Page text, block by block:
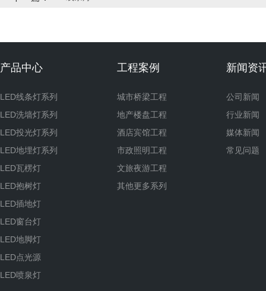
产品中心
LED线条灯系列
LED洗墙灯系列
LED投光灯系列
LED地埋灯系列
LED瓦楞灯
LED抱树灯
LED插地灯
LED窗台灯
LED地脚灯
LED点光源
LED喷泉灯
工程案例
城市桥梁工程
地产楼盘工程
酒店宾馆工程
市政照明工程
文旅夜游工程
其他更多系列
新闻资
公司新闻
行业新闻
媒体新闻
常见问题